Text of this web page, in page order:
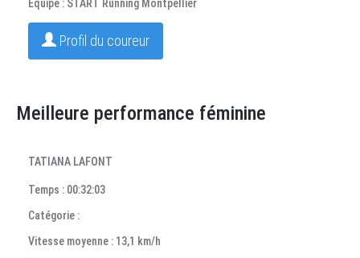
Equipe : START Running Montpellier
Profil du coureur
Meilleure performance féminine
TATIANA LAFONT
Temps : 00:32:03
Catégorie :
Vitesse moyenne : 13,1 km/h